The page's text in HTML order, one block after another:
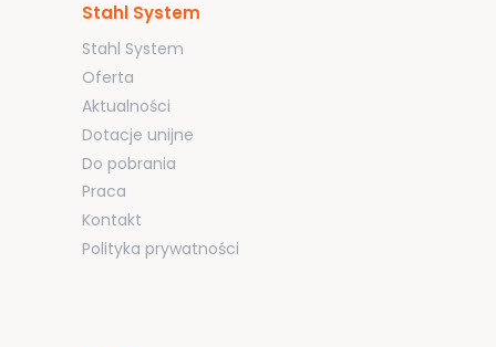
Stahl System
Stahl System
Oferta
Aktualności
Dotacje unijne
Do pobrania
Praca
Kontakt
Polityka prywatności